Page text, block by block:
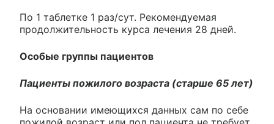
По 1 таблетке 1 раз/сут. Рекомендуемая
продолжительность курса лечения 28 дней.
Особые группы пациентов
Пациенты пожилого возраста (старше 65 лет)
На основании имеющихся данных сам по себе